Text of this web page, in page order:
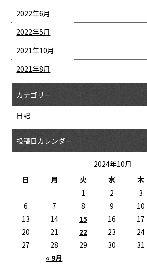
2022年6月
2022年5月
2021年10月
2021年8月
カテゴリー
日記
投稿日カレンダー
2024年10月
日
月 火 水 木
« 9月
1 2 3
6
7 8 9 10
13
14 15 16 17
20
21 22 23 24
27
28 29 30 31